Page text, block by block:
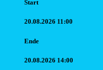
Start
20.08.2026 11:00
Ende
20.08.2026 14:00